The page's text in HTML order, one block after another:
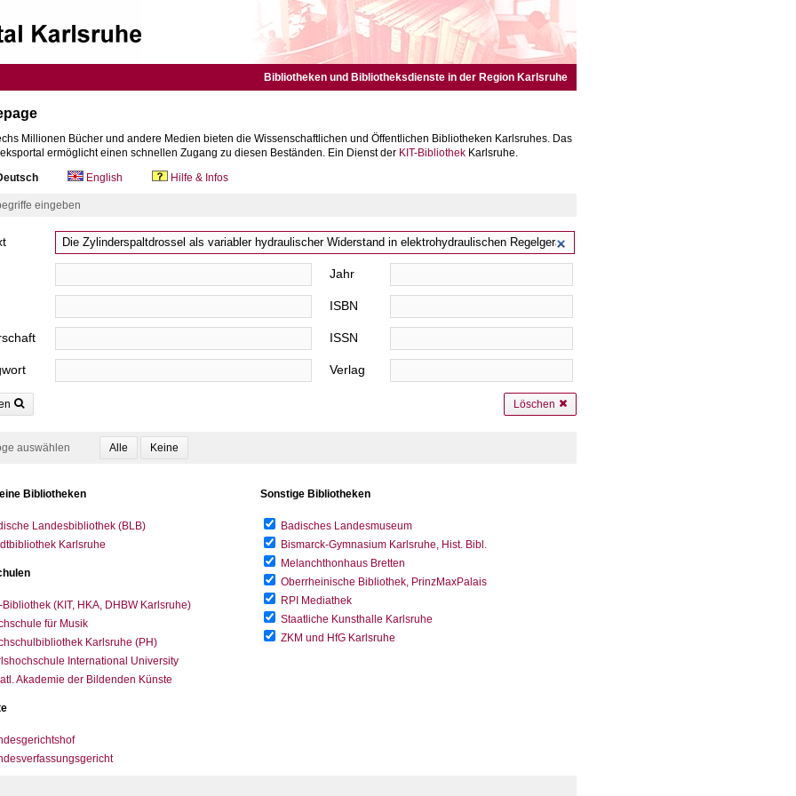
Bibliotheken und Bibliotheksdienste in der Region Karlsruhe
Millionen Bücher und andere Medien bieten die Wissenschaftlichen und Öffentlichen Bibliotheken Karlsruhes. Das
ermöglicht einen schnellen Zugang zu diesen Beständen. Ein Dienst der KIT-Bibliothek Karlsruhe.
English Hilfe & Infos
eingeben
Jahr
ISBN
ISSN
Verlag
Löschen
auswählen
Bibliotheken
Landesbibliothek (BLB)
Karlsruhe
Bibliothek (KIT, HKA, DHBW Karlsruhe)
für Musik
Karlsruhe (PH)
International University
Akademie der Bildenden Künste
Sonstige Bibliotheken
Badisches Landesmuseum
Bismarck-Gymnasium Karlsruhe, Hist. Bibl.
Melanchthonhaus Bretten
Oberrheinische Bibliothek, PrinzMaxPalais
RPI Mediathek
Staatliche Kunsthalle Karlsruhe
ZKM und HfG Karlsruhe